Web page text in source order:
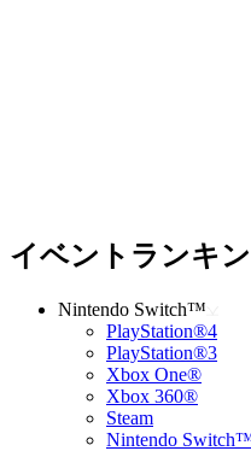
イベントランキ
Nintendo Switch™
PlayStation®4
PlayStation®3
Xbox One®
Xbox 360®
Steam
Nintendo